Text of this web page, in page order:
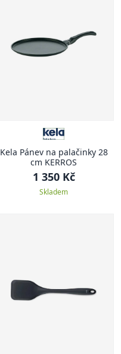
Kela Pánev na palačinky 28
cm KERROS
1 350 Kč
Skladem